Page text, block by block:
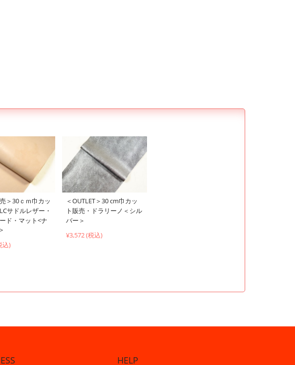
＞30ｃｍ巾カッ
サドルレザー・
ド・マット<ナ
込)
＜OUTLET＞30 cm巾カッ
ト販売・ドラリーノ＜シル
バー＞
¥3,572 (税込)
HELP